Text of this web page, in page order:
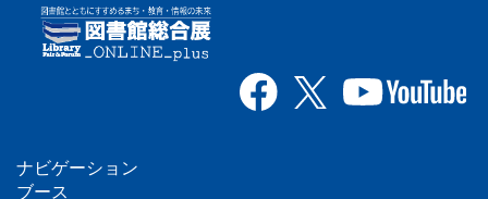
ナビゲーション
ブース